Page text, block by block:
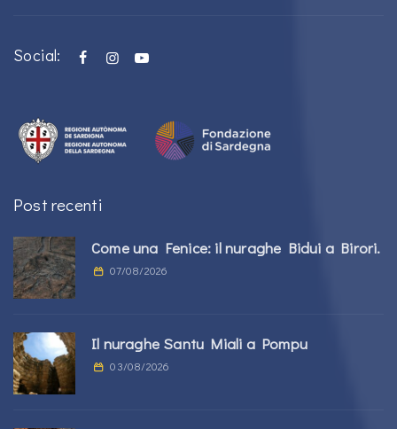
Social:
Post recenti
Come una Fenice: il nuraghe Bidui a Birori.
07/08/2026
Il nuraghe Santu Miali a Pompu
03/08/2026